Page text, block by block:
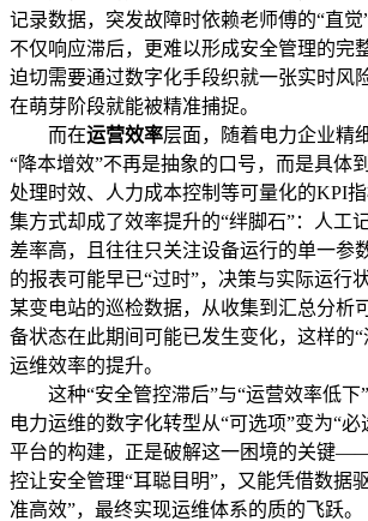
记录数据，突发故障时依赖老师傅的“直
不仅响应滞后，更难以形成安全管理的完
迫切需要通过数字化手段织就一张实时风
在萌芽阶段就能被精准捕捉。
而在运营效率层面，随着电力企业精
“降本增效”不再是抽象的口号，而是具体
处理时效、人力成本控制等可量化的KPI
集方式却成了效率提升的“绊脚石”：人工
差率高，且往往只关注设备运行的单一参
的报表可能早已“过时”，决策与实际运行
某变电站的巡检数据，从收集到汇总分析
备状态在此期间可能已发生变化，这样的“
运维效率的提升。
这种“安全管控滞后”与“运营效率低下
电力运维的数字化转型从“可选项”变为“
平台的构建，正是破解这一困境的关键
控让安全管理“耳聪目明”，又能凭借数据
准高效”，最终实现运维体系的质的飞跃。